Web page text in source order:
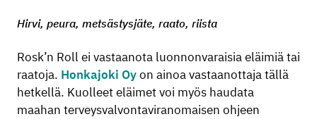
Hirvi, peura, metsästysjäte, raato, riista
Rosk’n Roll ei vastaanota luonnonvaraisia eläimiä tai
raatoja. Honkajoki Oyon ainoa vastaanottaja tällä
hetkellä. Kuolleet eläimet voi myös haudata
maahan terveysvalvontaviranomaisen ohjeen